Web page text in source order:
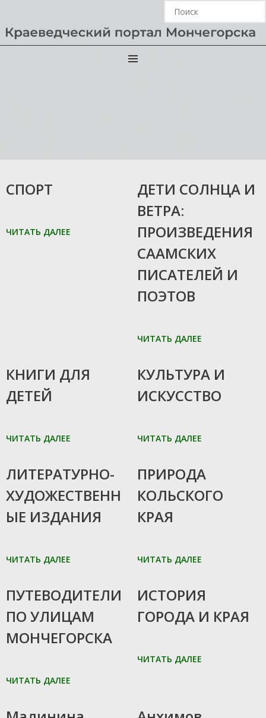
СПОРТ
ЧИТАТЬ ДАЛЕЕ
ДЕТИ СОЛНЦА И
ВЕТРА:
ПРОИЗВЕДЕНИЯ
СААМСКИХ
ПИСАТЕЛЕЙ И
ПОЭТОВ
ЧИТАТЬ ДАЛЕЕ
КНИГИ ДЛЯ
ДЕТЕЙ
ЧИТАТЬ ДАЛЕЕ
КУЛЬТУРА И
ИСКУССТВО
ЧИТАТЬ ДАЛЕЕ
ЛИТЕРАТУРНО-
ХУДОЖЕСТВЕНН
ЫЕ ИЗДАНИЯ
ЧИТАТЬ ДАЛЕЕ
ПРИРОДА
КОЛЬСКОГО
КРАЯ
ЧИТАТЬ ДАЛЕЕ
ПУТЕВОДИТЕЛИ
ПО УЛИЦАМ
МОНЧЕГОРСКА
ЧИТАТЬ ДАЛЕЕ
ИСТОРИЯ
ГОРОДА И КРАЯ
ЧИТАТЬ ДАЛЕЕ